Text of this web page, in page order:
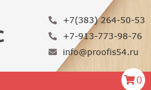
+7(383) 264-50-53
+7-913-773-98-76
info@proofis54.ru
0